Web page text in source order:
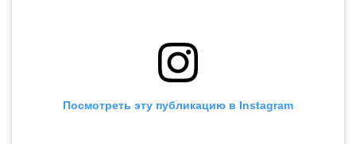
Посмотреть эту публикацию в Instagram